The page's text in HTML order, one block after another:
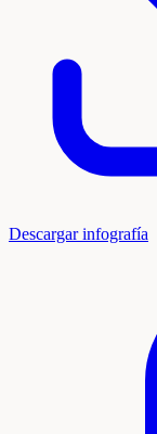
Descargar infografía